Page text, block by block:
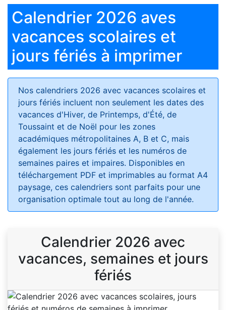
Calendrier 2026 aves
vacances scolaires et
jours fériés à imprimer
Nos calendriers 2026 avec vacances scolaires et
jours fériés incluent non seulement les dates des
vacances d'Hiver, de Printemps, d'Été, de
Toussaint et de Noël pour les zones
académiques métropolitaines A, B et C, mais
également les jours fériés et les numéros de
semaines paires et impaires. Disponibles en
téléchargement PDF et imprimables au format A4
paysage, ces calendriers sont parfaits pour une
organisation optimale tout au long de l'année.
Calendrier 2026 avec
vacances, semaines et jours
fériés